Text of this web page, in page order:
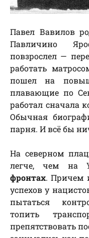
Павел Вавилов
Павличино
повзрослел —
работать
пошел на
плавающие по
работал сначала
Обычная
парня. И всё бы
На северном
легче, чем на
фронтах. Причем
успехов у
пытаться
топить
препятствовать